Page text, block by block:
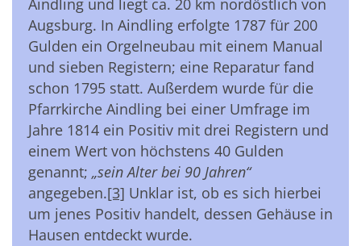
Aindling und liegt ca. 20 km nordöstlich von
Augsburg. In Aindling erfolgte 1787 für 200
Gulden ein Orgelneubau mit einem Manual
und sieben Registern; eine Reparatur fand
schon 1795 statt. Außerdem wurde für die
Pfarrkirche Aindling bei einer Umfrage im
Jahre 1814 ein Positiv mit drei Registern und
einem Wert von höchstens 40 Gulden
genannt; „sein Alter bei 90 Jahren“
angegeben.[3] Unklar ist, ob es sich hierbei
um jenes Positiv handelt, dessen Gehäuse in
Hausen entdeckt wurde.